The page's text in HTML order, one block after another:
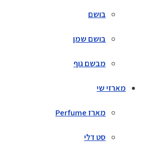
בושם
בושם שמן
מבשם גוף
מארזי שי
מארז Perfume
סט דלי